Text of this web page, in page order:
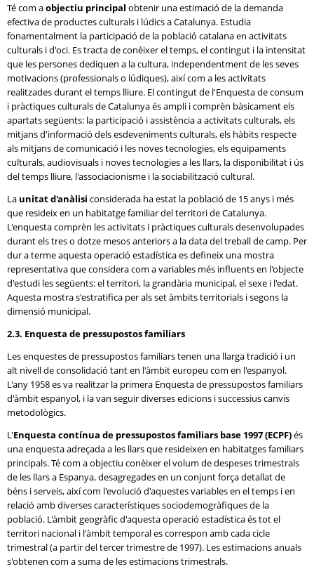
Té com aobjectiu principal obtenir una estimació de la demanda
efectiva de productes culturals i lúdics a Catalunya. Estudia
fonamentalment la participació de la població catalana en activitats
culturals i d'oci. Es tracta de conèixer el temps, el contingut i la intensitat
que les persones dediquen a la cultura, independentment de les seves
motivacions (professionals o lúdiques), així com a les activitats
realitzades durant el temps lliure. El contingut de l'Enquesta de consum
i pràctiques culturals de Catalunya és ampli i comprèn bàsicament els
apartats següents: la participació i assistència a activitats culturals, els
mitjans d'informació dels esdeveniments culturals, els hàbits respecte
als mitjans de comunicació i les noves tecnologies, els equipaments
culturals, audiovisuals i noves tecnologies a les llars, la disponibilitat i ús
del temps lliure, l'associacionisme i la sociabilització cultural.
La unitat d'anàlisi considerada ha estat la població de 15 anys i més
que resideix en un habitatge familiar del territori de Catalunya.
L'enquesta comprèn les activitats i pràctiques culturals desenvolupades
durant els tres o dotze mesos anteriors a la data del treball de camp. Per
dur a terme aquesta operació estadística es defineix una mostra
representativa que considera com a variables més influents en l'objecte
d'estudi les següents: el territori, la grandària municipal, el sexe i l'edat.
Aquesta mostra s'estratifica per als set àmbits territorials i segons la
dimensió municipal.
2.3. Enquesta de pressupostos familiars
Les enquestes de pressupostos familiars tenen una llarga tradició i un
alt nivell de consolidació tant en l'àmbit europeu com en l'espanyol.
L'any 1958 es va realitzar la primera Enquesta de pressupostos familiars
d'àmbit espanyol, i la van seguir diverses edicions i successius canvis
metodològics.
L'Enquesta contínua de pressupostos familiars base 1997 (ECPF)és
una enquesta adreçada a les llars que resideixen en habitatges familiars
principals. Té com a objectiu conèixer el volum de despeses trimestrals
de les llars a Espanya, desagregades en un conjunt força detallat de
béns i serveis, així com l'evolució d'aquestes variables en el temps i en
relació amb diverses característiques sociodemogràfiques de la
població. L'àmbit geogràfic d'aquesta operació estadística és tot el
territori nacional i l'àmbit temporal es correspon amb cada cicle
trimestral (a partir del tercer trimestre de 1997). Les estimacions anuals
s'obtenen com a suma de les estimacions trimestrals.